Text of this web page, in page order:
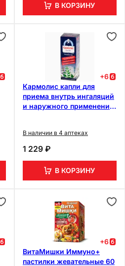
В КОРЗИНУ
+6
Кармолис капли для
приема внутрь ингаляций
и наружного применения
В наличии в 4 аптеках
1 229 ₽
В КОРЗИНУ
+6
ВитаМишки Иммуно+
пастилки жевательные 60